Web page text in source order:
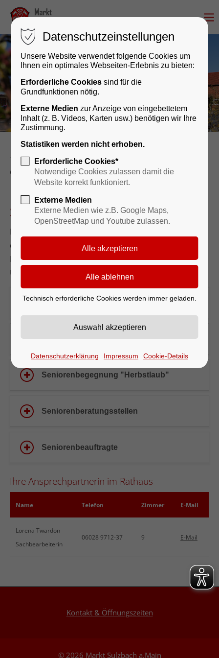
Rathaus & Bürgerservice
Öffentliche Einrichtungen
Senioren
Seniorenarbeit
Hier finden Sie alle wichtigen Informationen rund um
die Seniorenarbeit – von Begegnungsangeboten über
Beratungsdienste bis hin zu
Unterstützungsleistungen im Alltag.
Seniorenbeirat
Aktuelles vom Seniorenbeirat
Seniorenbegegnung "Herbstlaub"
Seniorenberatungsstellen
Seniorenbeauftragte
Ihre Ansprechpartnerin im Rathaus
Name Telefon Zimmer E-Mail
Lorena Twardon
Sachbearbeiterin
06028 9712-37 9 E-Mail
Kontakt & Öffnungszeiten
© 2026 Markt Sulzbach a.Main
Datenschutzeinstellungen
Unsere Website verwendet folgende Cookies um
Ihnen ein optimales Webseiten-Erlebnis zu bieten:
Erforderliche Cookies sind für die
Grundfunktionen nötig.
Externe Medien zur Anzeige von eingebettetem
Inhalt (z. B. Videos, Karten usw.) benötigen wir Ihre
Zustimmung.
Statistiken werden nicht erhoben.
Erforderliche Cookies*
Notwendige Cookies zulassen damit die
Website korrekt funktioniert.
Externe Medien
Externe Medien wie z.B. Google Maps,
OpenStreetMap und Youtube zulassen.
Technisch erforderliche Cookies werden immer geladen.
Datenschutzerklärung Impressum Cookie-Details